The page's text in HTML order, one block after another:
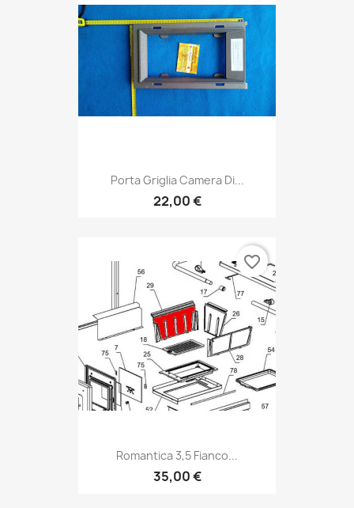
Porta Griglia Camera Di...
22,00 €
Romantica 3,5 Fianco...
35,00 €
favorite_border